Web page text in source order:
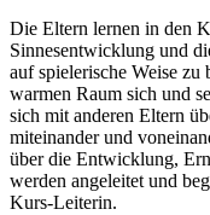
Die Eltern lernen in den
Sinnesentwicklung und
auf spielerische Weise
warmen Raum sich und
sich mit anderen Eltern
miteinander und
über die Entwicklung,
werden angeleitet und
Kurs-Leiterin.